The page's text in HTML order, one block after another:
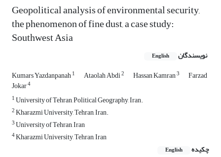
Geopolitical analysis of environmental security,
the phenomenon of fine dust, a case study:
Southwest Asia
نویسندگان English
Kumars Yazdanpanah1 Ataolah Abdi2 Hassan Kamran3 Farzad
Jokar4
1University of Tehran, Political Geography, Iran.
2Kharazmi University, Tehran, Iran.
3University of Tehran, Iran
4Kharazmi University, Tehran, Iran
چکیده
English